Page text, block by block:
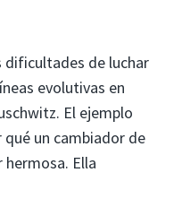
dificultades de luchar
evolutivas en
El ejemplo
un cambiador de
Ella